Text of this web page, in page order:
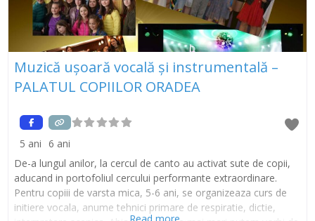
Muzică uşoară vocală și instrumentală –
PALATUL COPIILOR ORADEA
5 ani 6 ani
De-a lungul anilor, la cercul de canto au activat sute de copii,
aducand in portofoliul cercului performante extraordinare.
Pentru copiii de varsta mica, 5-6 ani, se organizeaza curs de
initiere vocala, anume tehnici primare de respiratie, dictie,